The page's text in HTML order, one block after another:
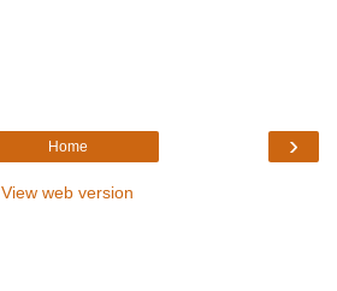
›
Home
View web version